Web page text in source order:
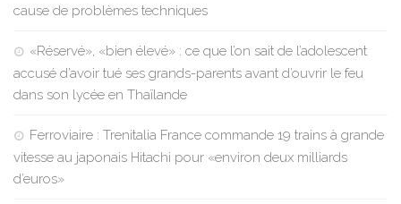
cause de problèmes techniques
«Réservé», «bien élevé» : ce que l’on sait de l’adolescent
accusé d’avoir tué ses grands-parents avant d’ouvrir le feu
dans son lycée en Thaïlande
Ferroviaire : Trenitalia France commande 19 trains à grande
vitesse au japonais Hitachi pour «environ deux milliards
d’euros»